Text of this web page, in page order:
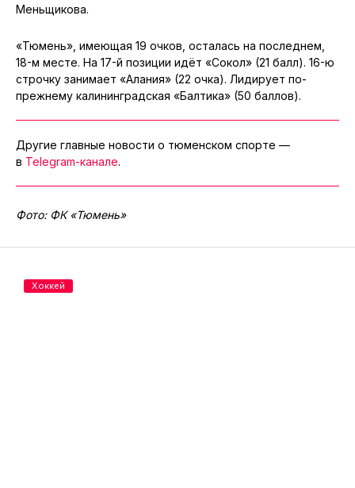
Меньщикова.
«Тюмень», имеющая 19 очков, осталась на последнем,
18-м месте. На 17-й позиции идёт «Сокол» (21 балл). 16-ю
строчку занимает «Алания» (22 очка). Лидирует по-
прежнему калининградская «Балтика» (50 баллов).
Другие главные новости о тюменском спорте —
в Telegram-канале.
Фото: ФК «Тюмень»
Хоккей